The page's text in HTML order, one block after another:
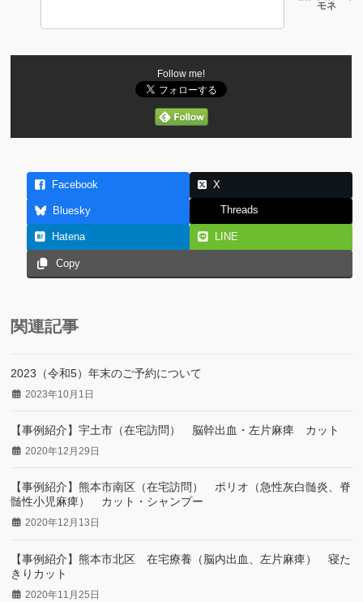
Follow me!
Facebook X
Bluesky Threads
Hatena LINE
Copy
関連記事
2023（令和5）年末のご予約について
2023年10月1日
【事例紹介】宇土市（在宅訪問） 脳幹出血・左片麻痺 カット
2020年12月29日
【事例紹介】熊本市南区（在宅訪問） ポリオ（急性灰白髄炎、脊
髄性小児麻痺） カット・シャンプー
2020年12月13日
【事例紹介】熊本市北区 在宅療養（脳内出血、左片麻痺） 寝た
きりカット
2020年11月25日